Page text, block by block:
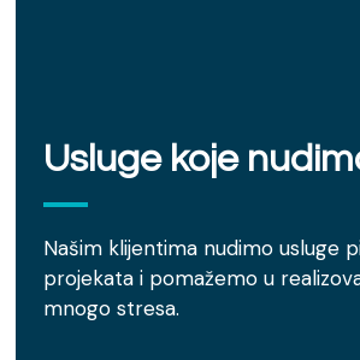
Usluge koje
Našim klijentima nudimo usluge
projekata i pomažemo u
mnogo stresa.